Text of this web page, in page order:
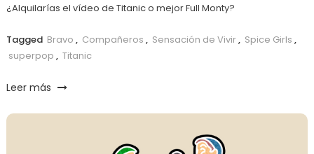
¿Alquilarías el vídeo de Titanic o mejor Full Monty?
Tagged Bravo , Compañeros , Sensación de Vivir, Spice Girls ,
superpop , Titanic
Leer más